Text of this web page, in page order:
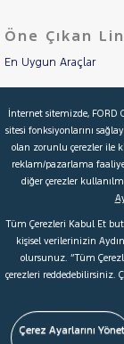
Öne Çıkan
En Uygun Araçlar
İkinci El Garanti
Kampanyalar
Kredi Hesaplama &
© 2026 Ford Türkiye
Şartlar & Kişisel
Çerez Tercihleri
İnternet sitemizde,
sitesi fonksiyonlarını
olan zorunlu çerezler ile
reklam/pazarlama
diğer çerezler
Tüm Çerezleri Kabul Et
kişisel verilerinizin
olursunuz. “Tüm
çerezleri reddedebilirsiniz.
Çerez Ayarlarını Yönet